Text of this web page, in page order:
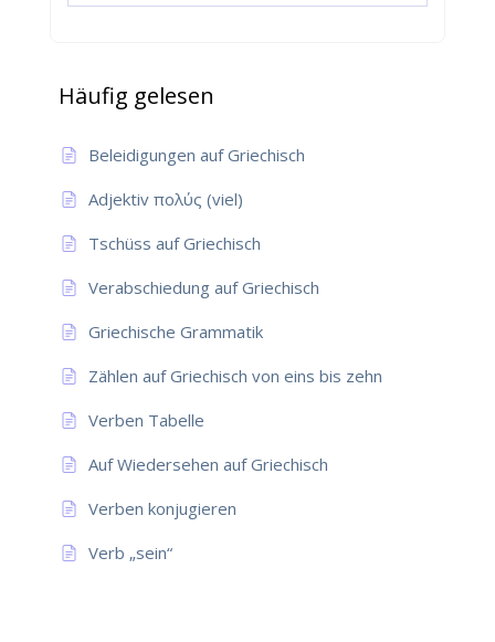
Häufig gelesen
Beleidigungen auf Griechisch
Adjektiv πολύς (viel)
Tschüss auf Griechisch
Verabschiedung auf Griechisch
Griechische Grammatik
Zählen auf Griechisch von eins bis zehn
Verben Tabelle
Auf Wiedersehen auf Griechisch
Verben konjugieren
Verb „sein“